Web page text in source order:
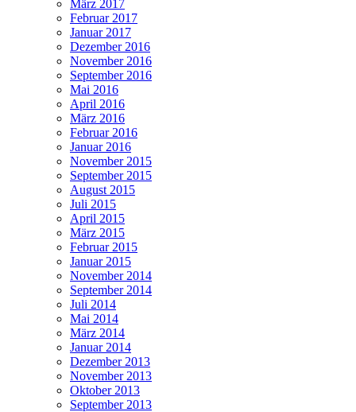
März 2017
Februar 2017
Januar 2017
Dezember 2016
November 2016
September 2016
Mai 2016
April 2016
März 2016
Februar 2016
Januar 2016
November 2015
September 2015
August 2015
Juli 2015
April 2015
März 2015
Februar 2015
Januar 2015
November 2014
September 2014
Juli 2014
Mai 2014
März 2014
Januar 2014
Dezember 2013
November 2013
Oktober 2013
September 2013